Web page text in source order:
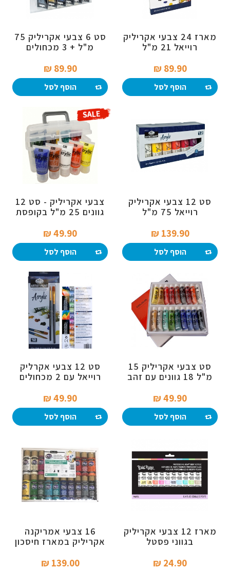
מארז 24 צבעי אקריליק
רוייאל 21 מ"ל
89.90 ₪‎
הוסף לסל
סט 6 צבעי אקריליק 75
מ"ל + 3 מכחולים
89.90 ₪‎
הוסף לסל
סט 12 צבעי אקריליק
רוייאל 75 מ"ל
139.90 ₪‎
הוסף לסל
צבעי אקריליק - סט 12
גוונים 25 מ"ל בקופסת
49.90 ₪‎
הוסף לסל
סט צבעי אקריליק 15
מ"ל 18 גוונים עם זהב
49.90 ₪‎
הוסף לסל
סט 12 צבעי אקרליק
רוייאל עם 2 מכחולים
49.90 ₪‎
הוסף לסל
מארז 12 צבעי אקריליק
בגווני פסטל
24.90 ₪‎
16 צבעי אמריקנה
אקריליק במארז חיסכון
139.00 ₪‎